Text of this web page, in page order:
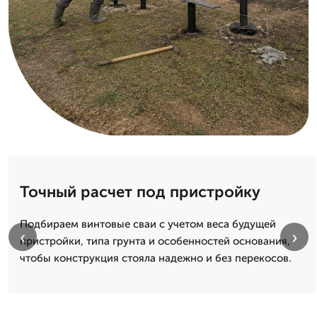
Точный расчет под пристройку
Подбираем винтовые сваи с учетом веса будущей
пристройки, типа грунта и особенностей основания,
чтобы конструкция стояла надежно и без перекосов.
‹ ›